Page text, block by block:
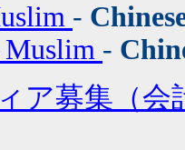
-
Muslim -
ア募集（会